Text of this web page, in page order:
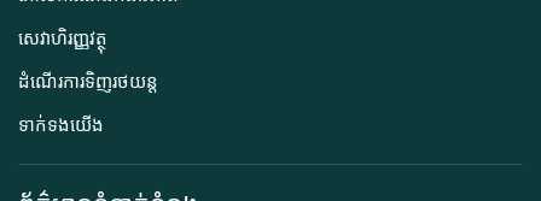
សេវាហិរញ្ញវត្ថុ
ដំណើរការទិញរថយន្ត
ទាក់ទងយើង